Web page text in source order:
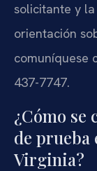
solicitante y
orientación
comuníquese
437-7747.
¿Cómo se
de prueba
Virginia?